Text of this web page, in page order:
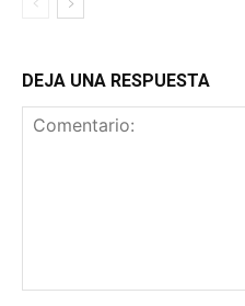
DEJA UNA RESPUESTA